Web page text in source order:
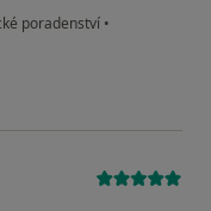
poradenství •